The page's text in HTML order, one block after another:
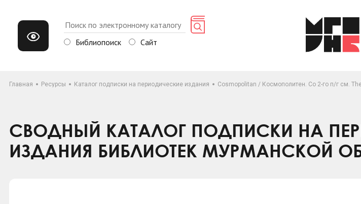
Библиопоиск Сайт
Главная Ресурсы Каталог подписки на периодические издания Cosmopolitan / Космополитен. Со 2-го п/г см.
СВОДНЫЙ КАТАЛОГ ПОДПИСКИ НА
ИЗДАНИЯ БИБЛИОТЕК МУРМАНСКОЙ